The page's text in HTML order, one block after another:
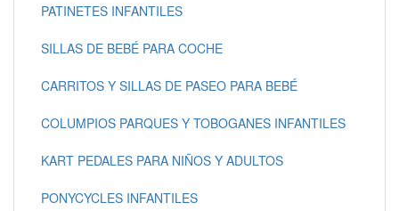
PATINETES INFANTILES
SILLAS DE BEBÉ PARA COCHE
CARRITOS Y SILLAS DE PASEO PARA BEBÉ
COLUMPIOS PARQUES Y TOBOGANES INFANTILES
KART PEDALES PARA NIÑOS Y ADULTOS
PONYCYCLES INFANTILES